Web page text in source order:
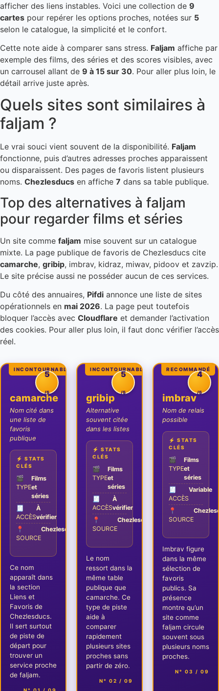
afficher des liens instables. Voici une collection de 9
cartes pour repérer les options proches, notées sur 5
selon le catalogue, la simplicité et le confort.
Cette note aide à comparer sans stress. Faljam affiche par
exemple des films, des séries et des scores visibles, avec
un carrousel allant de 9 à 15 sur 30. Pour aller plus loin, le
détail arrive juste après.
Quels sites sont similaires à
faljam ?
Le vrai souci vient souvent de la disponibilité. Faljam
fonctionne, puis d’autres adresses proches apparaissent
ou disparaissent. Des pages de favoris listent plusieurs
noms. Chezlesducs en affiche 7 dans sa table publique.
Top des alternatives à faljam
pour regarder films et séries
Un site comme faljam mise souvent sur un catalogue
mixte. La page publique de favoris de Chezlesducs cite
camarche, gribip, imbrav, kidraz, miwav, pidoov et zavzip.
Le site précise aussi ne posséder aucun de ces services.
Du côté des annuaires, Pifdi annonce une liste de sites
opérationnels en mai 2026. La page peut toutefois
bloquer l’accès avec Cloudflare et demander l’activation
des cookies. Pour aller plus loin, il faut donc vérifier l’accès
réel.
INCONTOURNABLE
5
/5
camarche
Nom cité dans
une liste de
favoris
publique
⚡ STATS
CLÉS
🎬
TYPE
Films
et
séries
🧾
ACCÈS
À
vérifier
📍
SOURCE
Chezlesducs
Ce nom
apparaît dans
la section
Liens et
Favoris de
Chezlesducs.
Il sert surtout
de piste de
départ pour
trouver un
service proche
de faljam.
N° 01 / 09
INCONTOURNABLE
5
/5
gribip
Alternative
souvent citée
dans les listes
⚡ STATS
CLÉS
🎬
TYPE
Films
et
séries
🧾
ACCÈS
À
vérifier
📍
SOURCE
Chezlesducs
Le nom
ressort dans la
même table
publique que
camarche. Ce
type de piste
aide à
comparer
rapidement
plusieurs sites
proches sans
partir de zéro.
N° 02 / 09
RECOMMANDÉ
4
/5
imbrav
Nom de relais
possible
⚡ STATS
CLÉS
🎬
TYPE
Films
et
séries
🧾
ACCÈS
Variable
📍
SOURCE
Imbrav figure
dans la même
sélection de
favoris
publics. Sa
présence
montre qu’un
site comme
faljam circule
souvent sous
plusieurs noms
proches.
N° 03 / 09